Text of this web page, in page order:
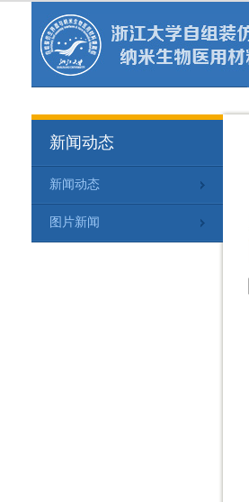
新闻动态
新闻动态
图片新闻